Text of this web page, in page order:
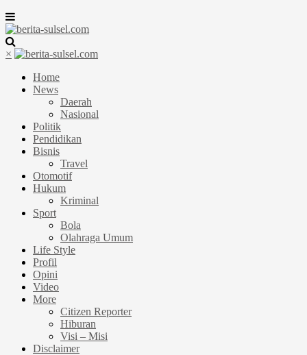
×
Home
News
Daerah
Nasional
Politik
Pendidikan
Bisnis
Travel
Otomotif
Hukum
Kriminal
Sport
Bola
Olahraga Umum
Life Style
Profil
Opini
Video
More
Citizen Reporter
Hiburan
Visi – Misi
Disclaimer